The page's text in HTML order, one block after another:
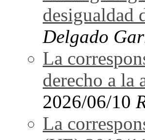
desigualdad
Delgado
La
derecho a la
2026/06/10
La